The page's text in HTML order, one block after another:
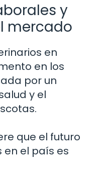
y
mercado
en
en los
por un
y el
que el futuro
en el país es